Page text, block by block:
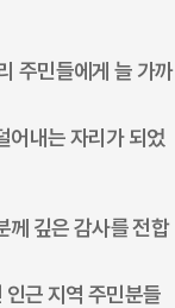
주민들에게 늘 가까
어내는 자리가 되었
께 깊은 감사를 전합
근 지역 주민분들